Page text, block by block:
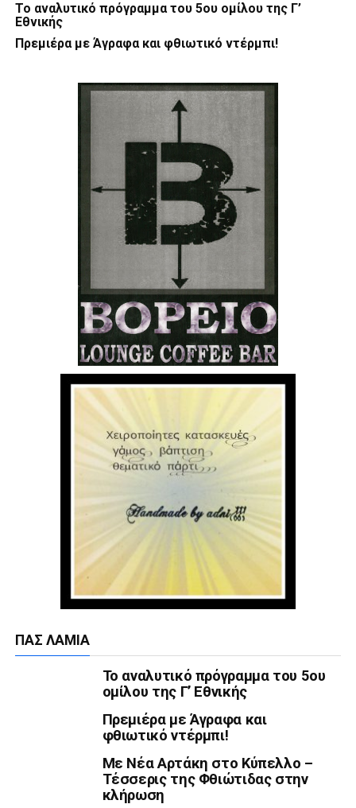
Το αναλυτικό πρόγραμμα του 5ου ομίλου της Γ’
Εθνικής
Πρεμιέρα με Άγραφα και φθιωτικό ντέρμπι!
ΠΑΣ ΛΑΜΊΑ
Το αναλυτικό πρόγραμμα του 5ου
ομίλου της Γ’ Εθνικής
Πρεμιέρα με Άγραφα και
φθιωτικό ντέρμπι!
Με Νέα Αρτάκη στο Κύπελλο –
Τέσσερις της Φθιώτιδας στην
κλήρωση